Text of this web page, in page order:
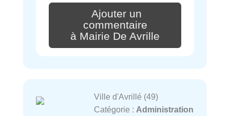
Ajouter un
commentaire
à Mairie De Avrille
Ville d'Avrillé (49)
Catégorie : Administration